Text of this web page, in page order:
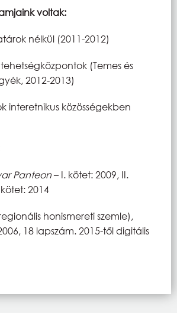
voltak:
nélkül (2011-2012)
(Temes és
2012-2013)
interetnikus közösségekben
Panteon– I. kötet: 2009, II.
2014
honismereti szemle),
18 lapszám. 2015-től digitális